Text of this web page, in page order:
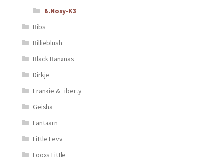
B.Nosy-K3
Bibs
Billieblush
Black Bananas
Dirkje
Frankie & Liberty
Geisha
Lantaarn
Little Levv
Looxs Little